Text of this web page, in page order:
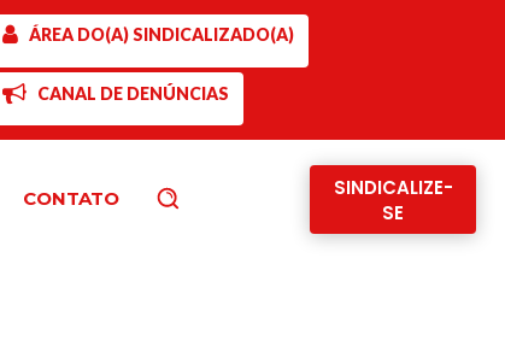
ÁREA DO(A) SINDICALIZADO(A)
CANAL DE DENÚNCIAS
CONTATO
SINDICALIZE-
SE